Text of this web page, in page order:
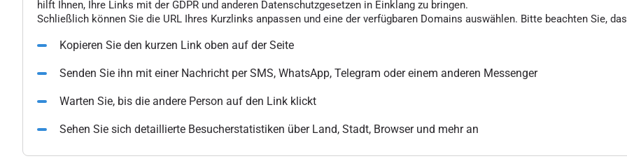
hilft Ihnen, Ihre Links mit der GDPR und anderen Datenschutzgesetzen in Einklang zu bringen.
Schließlich können Sie die URL Ihres Kurzlinks anpassen und eine der verfügbaren Domains auswählen. Bitte beachten Sie,
Kopieren Sie den kurzen Link oben auf der Seite
Senden Sie ihn mit einer Nachricht per SMS, WhatsApp, Telegram oder einem anderen Messenger
Warten Sie, bis die andere Person auf den Link klickt
Sehen Sie sich detaillierte Besucherstatistiken über Land, Stadt, Browser und mehr an